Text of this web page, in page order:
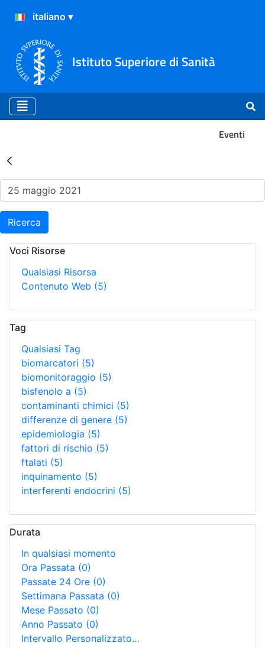
Istituto Superiore di Sanità
Eventi
Risultati della Ricerca -
Ricerca
Voci Risorse
Qualsiasi Risorsa
Contenuto Web (5)
Tag
Qualsiasi Tag
biomarcatori (5)
biomonitoraggio (5)
bisfenolo a (5)
contaminanti chimici (5)
differenze di genere (5)
epidemiologia (5)
fattori di rischio (5)
ftalati (5)
inquinamento (5)
interferenti endocrini (5)
Durata
In qualsiasi momento
Ora Passata (0)
Passate 24 Ore (0)
Settimana Passata (0)
Mese Passato (0)
Anno Passato (0)
Intervallo Personalizzato…